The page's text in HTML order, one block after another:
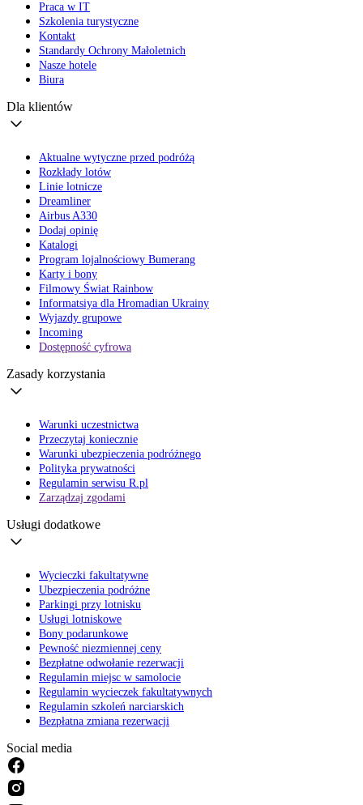
Praca w IT
Szkolenia turystyczne
Kontakt
Standardy Ochrony Małoletnich
Nasze hotele
Biura
Dla klientów
Aktualne wytyczne przed podróżą
Rozkłady lotów
Linie lotnicze
Dreamliner
Airbus A330
Dodaj opinię
Katalogi
Program lojalnościowy Bumerang
Karty i bony
Filmowy Świat Rainbow
Informatsiya dla Hromadian Ukrainy
Wyjazdy grupowe
Incoming
Dostępność cyfrowa
Zasady korzystania
Warunki uczestnictwa
Przeczytaj koniecznie
Warunki ubezpieczenia podróżnego
Polityka prywatności
Regulamin serwisu R.pl
Zarządzaj zgodami
Usługi dodatkowe
Wycieczki fakultatywne
Ubezpieczenia podróżne
Parkingi przy lotnisku
Usługi lotniskowe
Bony podarunkowe
Pewność niezmiennej ceny
Bezpłatne odwołanie rezerwacji
Regulamin miejsc w samolocie
Regulamin wycieczek fakultatywnych
Regulamin szkoleń narciarskich
Bezpłatna zmiana rezerwacji
Social media